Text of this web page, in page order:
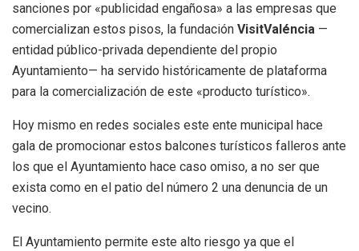
sanciones por «publicidad engañosa» a las empresas que
comercializan estos pisos, la fundación VisitValéncia —
entidad público-privada dependiente del propio
Ayuntamiento— ha servido históricamente de plataforma
para la comercialización de este «producto turístico».
Hoy mismo en redes sociales este ente municipal hace
gala de promocionar estos balcones turísticos falleros ante
los que el Ayuntamiento hace caso omiso, a no ser que
exista como en el patio del número 2 una denuncia de un
vecino.
El Ayuntamiento permite este alto riesgo ya que el